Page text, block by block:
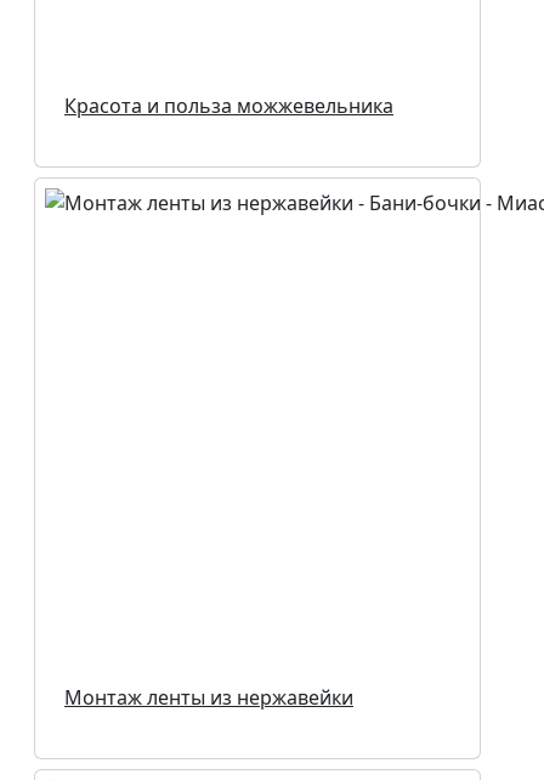
Красота и польза можжевельника
Монтаж ленты из нержавейки